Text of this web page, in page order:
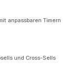
anpassbaren Timern
und Cross-Sells